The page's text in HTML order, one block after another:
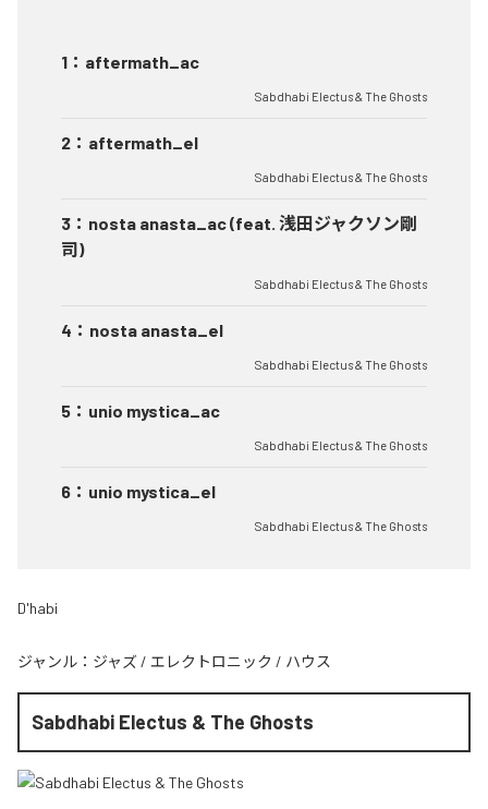
1 ： aftermath_ac
Sabdhabi Electus & The Ghosts
2 ： aftermath_el
Sabdhabi Electus & The Ghosts
3 ： nosta anasta_ac (feat. 浅田ジャクソン剛
司)
Sabdhabi Electus & The Ghosts
4 ： nosta anasta_el
Sabdhabi Electus & The Ghosts
5 ： unio mystica_ac
Sabdhabi Electus & The Ghosts
6 ： unio mystica_el
Sabdhabi Electus & The Ghosts
D'habi
ジャンル： ジャズ / エレクトロニック / ハウス
Sabdhabi Electus & The Ghosts